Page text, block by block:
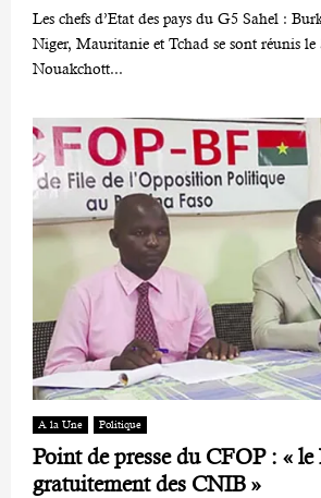
Les chefs d’Etat des pays du G5 Sahel :
Niger, Mauritanie et Tchad se sont réunis
Nouakchott...
A la Une Politique
Point de presse du CFOP : «
gratuitement des CNIB »